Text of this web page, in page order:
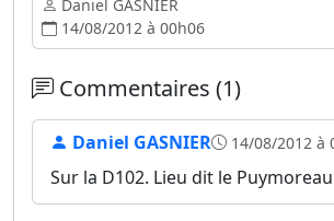
Daniel GASNIER
14/08/2012 à 00h06
Commentaires (1)
Daniel GASNIER 14/08/2012 à
Sur la D102. Lieu dit le